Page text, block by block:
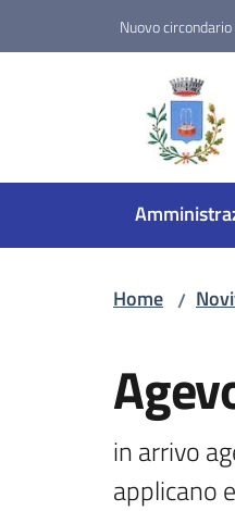
Nuovo
Home /
in arrivo
applicano